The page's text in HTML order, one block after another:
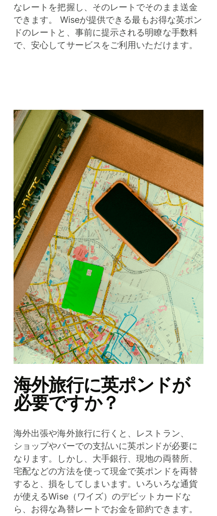
なレートを把握し、そのレートでそのまま送金
できます。 Wiseが提供できる最もお得な英ポン
ドのレートと、事前に提示される明瞭な手数料
で、安心してサービスをご利用いただけます。
海外旅行に英ポンドが
必要ですか？
海外出張や海外旅行に行くと、レストラン、
ショップやバーでの支払いに英ポンドが必要に
なります。しかし、大手銀行、現地の両替所、
宅配などの方法を使って現金で英ポンドを両替
すると、損をしてしまいます。いろいろな通貨
が使えるWise（ワイズ）のデビットカードな
ら、お得な為替レートでお金を節約できます。